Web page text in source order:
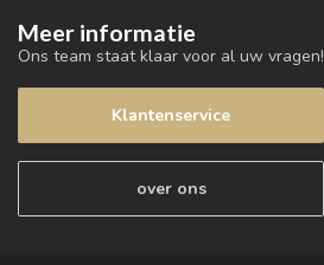
Meer informatie
Ons team staat klaar voor al uw vragen!
Klantenservice
over ons